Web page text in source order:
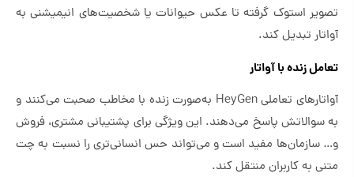
تصویر استوک گرفته تا عکس حیوانات یا شخصیت‌های انیمیشنی به
آواتار تبدیل کند.
تعامل زنده با آواتار
آواتارهای تعاملی HeyGen به‌صورت زنده با مخاطب صحبت می‌کنند و
به سوالاتش پاسخ می‌دهند. این ویژگی برای پشتیبانی مشتری، فروش
و… سازمان‌ها مفید است و می‌تواند حس انسانی‌تری را نسبت به چت
متنی به کاربران منتقل کند.